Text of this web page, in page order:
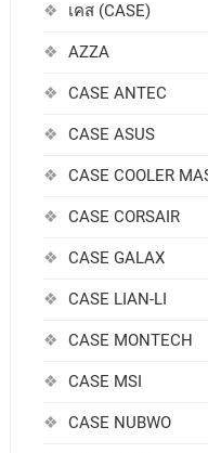
เคส (CASE)
AZZA
CASE ANTEC
CASE ASUS
CASE COOLER
CASE CORSAIR
CASE GALAX
CASE LIAN-LI
CASE MONTECH
CASE MSI
CASE NUBWO